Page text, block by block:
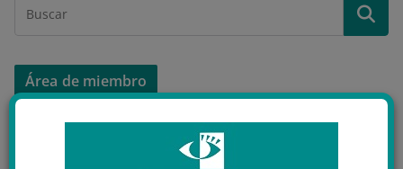
Área de miembro
¿Eres miembro?Inicia sesión